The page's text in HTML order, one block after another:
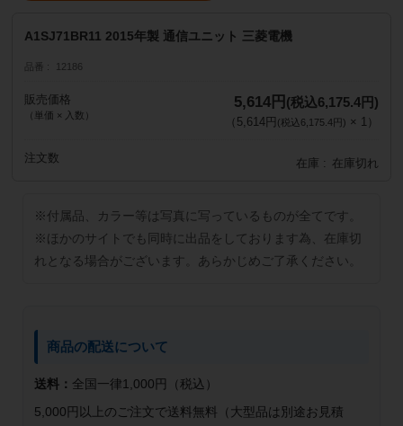
A1SJ71BR11 2015年製 通信ユニット 三菱電機
品番 12186
販売価格
（単価 × 入数）
5,614円 (税込6,175.4円)
（ 5,614円 (税込6,175.4円) × 1）
注文数 在庫 在庫切れ
※付属品、カラー等は写真に写っているものが全てです。
※ほかのサイトでも同時に出品をしております為、在庫切
れとなる場合がございます。あらかじめご了承ください。
商品の配送について
送料： 全国一律1,000円（税込）
5,000円以上のご注文で送料無料（大型品は別途お見積